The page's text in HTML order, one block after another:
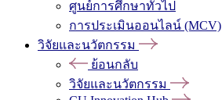
ศูนย์การศึกษาทั่วไป
การประเมินออนไลน์ (MCV)
วิจัยและนวัตกรรม
ย้อนกลับ
วิจัยและนวัตกรรม